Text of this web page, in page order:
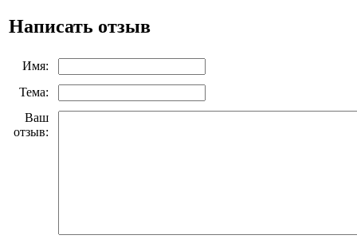
Написать отзыв
Имя:
Тема:
Ваш
отзыв: